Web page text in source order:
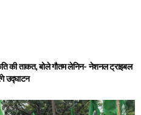
की ताकत, बोले गौतम लेनिन- नेशनल ट्राइबल
उद्घाटन